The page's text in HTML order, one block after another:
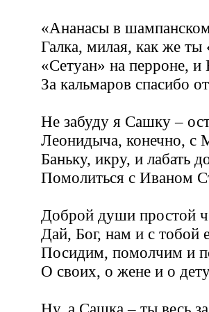
«Ананасы в
Галка, милая, как же ты
«Сетуан» на перроне, и
За кальмаров спасибо
Не забуду я Сашку –
Леонидыча, конечно, с
Баньку, икру, и лабать
Помолиться с Иваном
Доброй души простой
Дай, Бог, нам и с тобой
Посидим, помолчим и
О своих, о жене и о